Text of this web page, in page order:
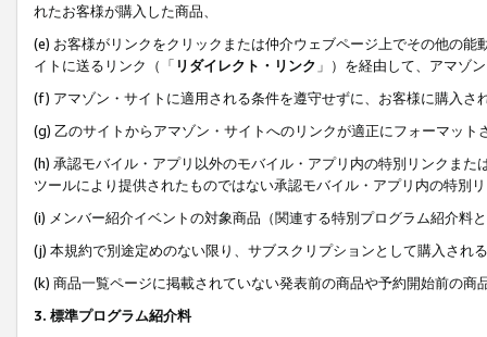
れたお客様が購入した商品、
(e) お客様がリンクをクリックまたは仲介ウェブページ上でその他の
イトに送るリンク（「 リダイレクト・リンク 」）を経由して、アマゾ
(f) アマゾン・サイトに適用される条件を遵守せずに、お客様に購入さ
(g) 乙のサイトからアマゾン・サイトへのリンクが適正にフォーマッ
(h) 承認モバイル・アプリ以外のモバイル・アプリ内の特別リンクま
ツールにより提供されたものではない承認モバイル・アプリ内の特別
(i) メンバー紹介イベントの対象商品（関連する特別プログラム紹介料
(j) 本規約で別途定めのない限り、サブスクリプションとして購入され
(k) 商品一覧ページに掲載されていない発表前の商品や予約開始前の商
3. 標準プログラム紹介料